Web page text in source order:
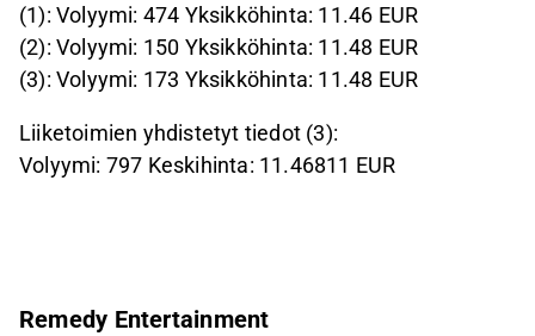
(1): Volyymi: 474 Yksikköhinta: 11.46 EUR
(2): Volyymi: 150 Yksikköhinta: 11.48 EUR
(3): Volyymi: 173 Yksikköhinta: 11.48 EUR
Liiketoimien yhdistetyt tiedot (3):
Volyymi: 797 Keskihinta: 11.46811 EUR
Remedy Entertainment